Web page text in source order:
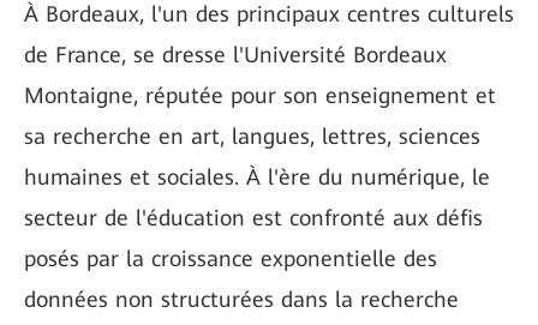
À Bordeaux, l'un des principaux centres culturels
de France, se dresse l'Université Bordeaux
Montaigne, réputée pour son enseignement et
sa recherche en art, langues, lettres, sciences
humaines et sociales. À l'ère du numérique, le
secteur de l'éducation est confronté aux défis
posés par la croissance exponentielle des
données non structurées dans la recherche